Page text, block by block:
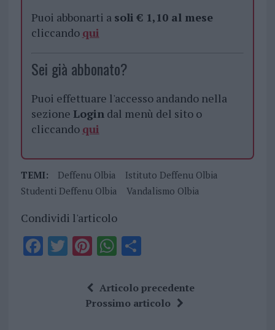
Puoi abbonarti a soli € 1,10 al mese
cliccando qui
Sei già abbonato?
Puoi effettuare l'accesso andando nella
sezione Logindal menù del sito o
cliccando qui
TEMI: Deffenu Olbia
Istituto Deffenu Olbia
Studenti Deffenu Olbia
Vandalismo Olbia
Condividi l'articolo
F T Pi
te
re
W
at
s
S
a
re
Articolo precedente
Prossimo articolo